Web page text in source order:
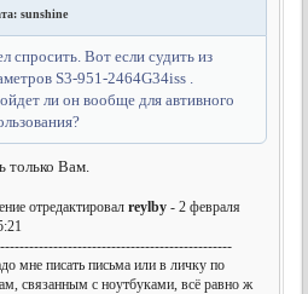
sunshine
спросить. Вот если судить из
S3-951-2464G34iss .
ли он вообще для автивного
только Вам.
отредактировалreylby - 2 февраля
мне писать письма или в личку по
связанным с ноутбуками, всё равно ж